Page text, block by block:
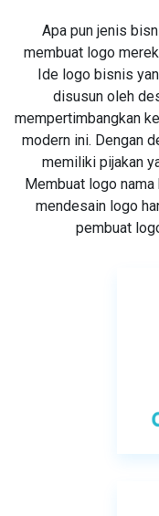
Apa pun jenis
membuat logo
Ide logo bisnis
disusun oleh
mempertimbangkan
modern ini. Dengan
memiliki pijakan
Membuat logo
mendesain logo
pembuat